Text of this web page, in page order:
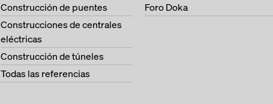
Construcción de puentes
Construcciones de centrales
eléctricas
Construcción de túneles
Todas las referencias
Foro Doka